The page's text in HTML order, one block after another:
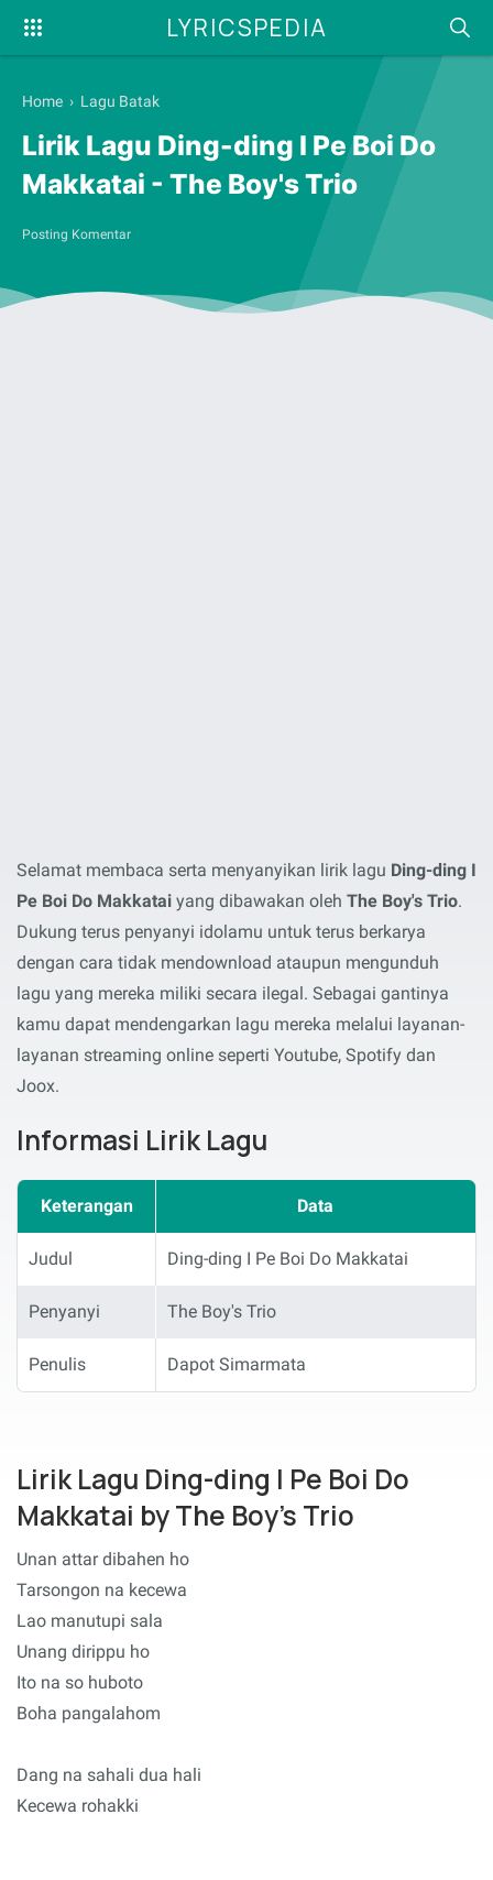
LYRICSPEDIA
Home › Lagu Batak
Lirik Lagu Ding-ding I Pe Boi Do
Makkatai - The Boy's Trio
Posting Komentar
Selamat membaca serta menyanyikan lirik lagu Ding-ding I
Pe Boi Do Makkatai yang dibawakan oleh The Boy's Trio.
Dukung terus penyanyi idolamu untuk terus berkarya
dengan cara tidak mendownload ataupun mengunduh
lagu yang mereka miliki secara ilegal. Sebagai gantinya
kamu dapat mendengarkan lagu mereka melalui layanan-
layanan streaming online seperti Youtube, Spotify dan
Joox.
Informasi Lirik Lagu
Keterangan Data
Judul Ding-ding I Pe Boi Do Makkatai
Penyanyi The Boy's Trio
Penulis Dapot Simarmata
Lirik Lagu Ding-ding I Pe Boi Do
Makkatai by The Boy's Trio
Unan attar dibahen ho
Tarsongon na kecewa
Lao manutupi sala
Unang dirippu ho
Ito na so huboto
Boha pangalahom
Dang na sahali dua hali
Kecewa rohakki